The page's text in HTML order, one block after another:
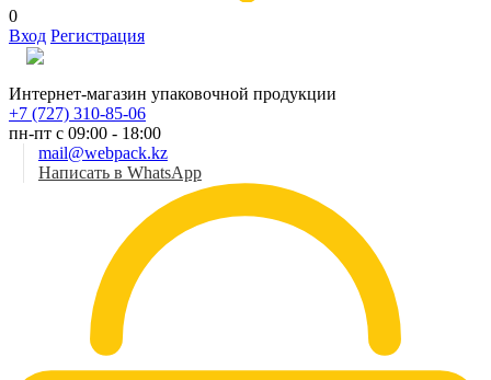
0
Вход Регистрация
Интернет-магазин упаковочной продукции
+7 (727) 310-85-06
пн-пт с 09:00 - 18:00
mail@webpack.kz
Написать в WhatsApp